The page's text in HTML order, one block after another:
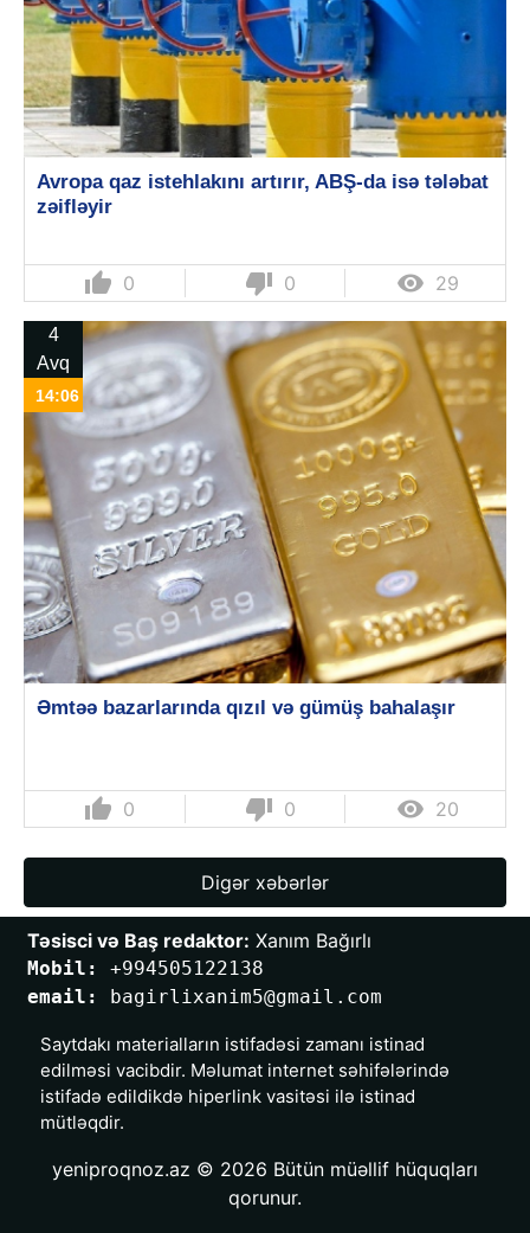
Avropa qaz istehlakını artırır, ABŞ-da isə tələbat
zəifləyir
thumb_up 0 thumb_down 0  29
4
Avq
14:06
Əmtəə bazarlarında qızıl və gümüş bahalaşır
thumb_up 0 thumb_down 0  20
Digər xəbərlər
Təsisci və Baş redaktor: Xanım Bağırlı
Mobil: +994505122138
email:
bagirlixanim5@gmail.com
Saytdakı materialların istifadəsi zamanı istinad
edilməsi vacibdir. Məlumat internet səhifələrində
istifadə edildikdə hiperlink vasitəsi ilə istinad
mütləqdir.
yeniproqnoz.az © 2026 Bütün müəllif hüquqları
qorunur.